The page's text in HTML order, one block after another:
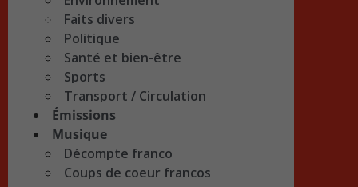
Faits divers
Politique
Santé et bien-être
Sports
Transport / Circulation
Émissions
Musique
Décompte franco
Coups de coeur francos